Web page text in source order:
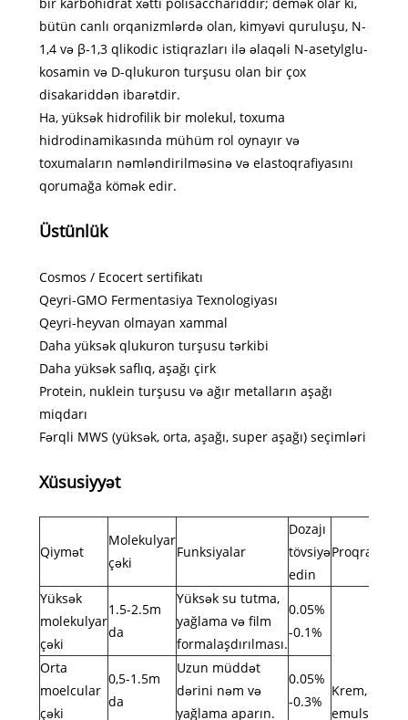
bütün canlı orqanizmlərdə olan, kimyəvi quruluşu, N-
1,4 və β-1,3 qlikodic istiqrazları ilə əlaqəli N-asetylglu-
kosamin və D-qlukuron turşusu olan bir çox
disakariddən ibarətdir.
Ha, yüksək hidrofilik bir molekul, toxuma
hidrodinamikasında mühüm rol oynayır və
toxumaların nəmləndirilməsinə və elastoqrafiyasını
qorumağa kömək edir.
Üstünlük
Cosmos / Ecocert sertifikatı
Qeyri-GMO Fermentasiya Texnologiyası
Qeyri-heyvan olmayan xammal
Daha yüksək qlukuron turşusu tərkibi
Daha yüksək saflıq, aşağı çirk
Protein, nuklein turşusu və ağır metalların aşağı
miqdarı
Fərqli MWS (yüksək, orta, aşağı, super aşağı) seçimləri
Xüsusiyyət
Qiymət
Molekulyar
çəki
Funksiyalar
Dozajı
tövsiyə
edin
Proqramlar
Yüksək
molekulyar
çəki
1.5-2.5m
da
Yüksək su tutma,
yağlama və film
formalaşdırılması.
0.05%
-0.1%
Krem,
emulsiya,
Orta
moelcular
çəki
0,5-1.5m
da
Uzun müddət
dərini nəm və
yağlama aparın.
0.05%
-0.3%